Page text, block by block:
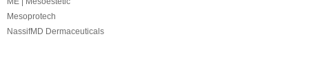
Mesoprotech
NassifMD Dermaceuticals